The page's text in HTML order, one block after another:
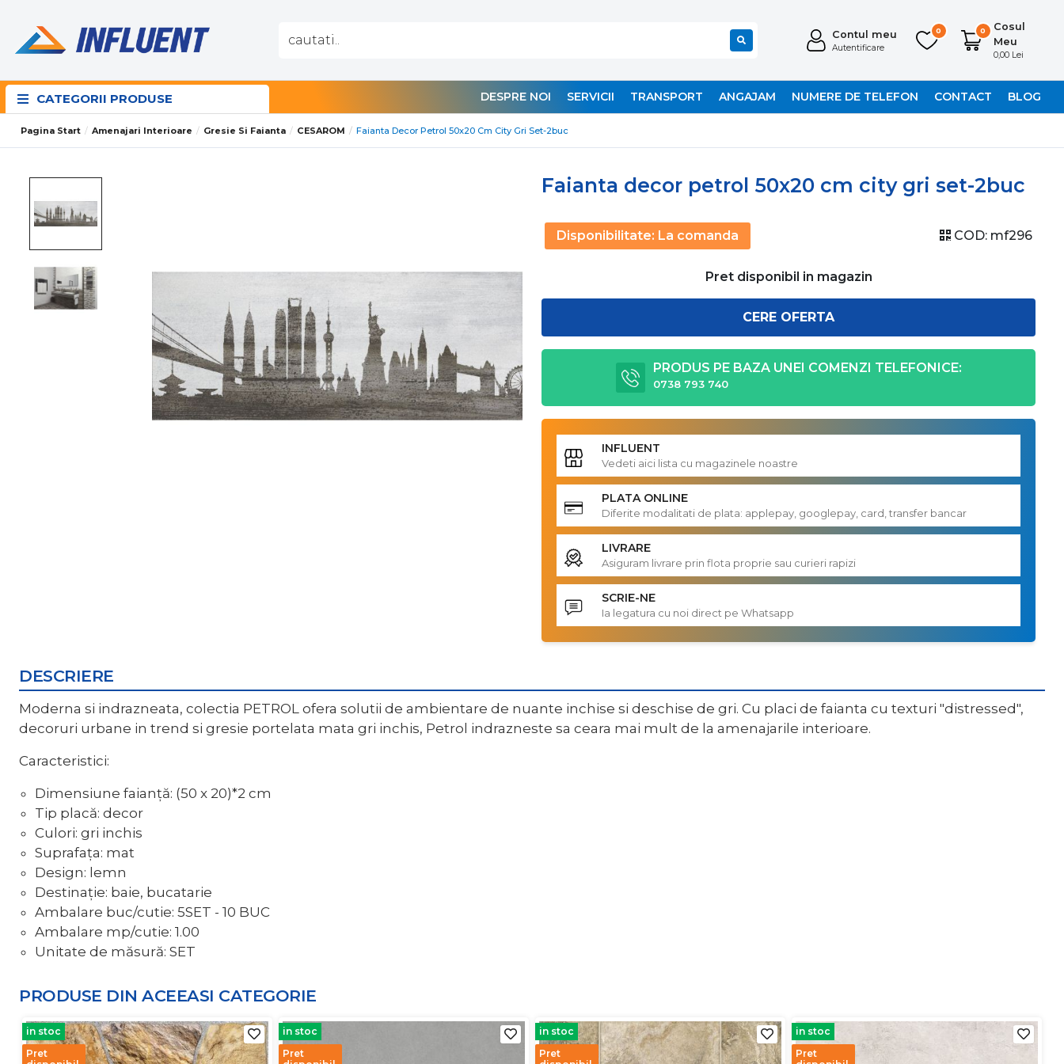
Contul meu
Autentificare
0 0
Cosul
Meu
0,00 Lei
CATEGORII PRODUSE DESPRE NOI SERVICII TRANSPORT ANGAJAM NUMERE DE TELEFON CONTACT BLOG
Pagina Start Amenajari Interioare Gresie Si Faianta CESAROM Faianta Decor Petrol 50x20 Cm City Gri Set-2buc
Faianta decor petrol 50x20 cm city gri set-2buc
Disponibilitate: La comanda COD: mf296
Pret disponibil in magazin
CERE OFERTA
PRODUS PE BAZA UNEI COMENZI TELEFONICE:
0738 793 740
INFLUENT
Vedeti aici lista cu magazinele noastre
PLATA ONLINE
Diferite modalitati de plata: applepay, googlepay, card, transfer bancar
LIVRARE
Asiguram livrare prin flota proprie sau curieri rapizi
SCRIE-NE
Ia legatura cu noi direct pe Whatsapp
DESCRIERE
Moderna si indrazneata, colectia PETROL ofera solutii de ambientare de nuante inchise si deschise de gri. Cu placi de faianta cu texturi "distressed",
decoruri urbane in trend si gresie portelata mata gri inchis, Petrol indrazneste sa ceara mai mult de la amenajarile interioare.
Caracteristici:
Dimensiune faianță: (50 x 20)*2 cm
Tip placă: decor
Culori: gri inchis
Suprafața: mat
Design: lemn
Destinație: baie, bucatarie
Ambalare buc/cutie: 5SET - 10 BUC
Ambalare mp/cutie: 1.00
Unitate de măsură: SET
PRODUSE DIN ACEEASI CATEGORIE
in stoc
Pret
in stoc
Pret
in stoc
Pret
in stoc
Pret